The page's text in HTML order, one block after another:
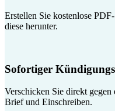
Erstellen Sie kostenlose
diese herunter.
Sofortiger
Verschicken Sie direkt
Brief und Einschreiben.